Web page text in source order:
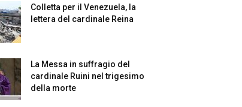
Colletta per il Venezuela, la
lettera del cardinale Reina
La Messa in suffragio del
cardinale Ruini nel trigesimo
della morte